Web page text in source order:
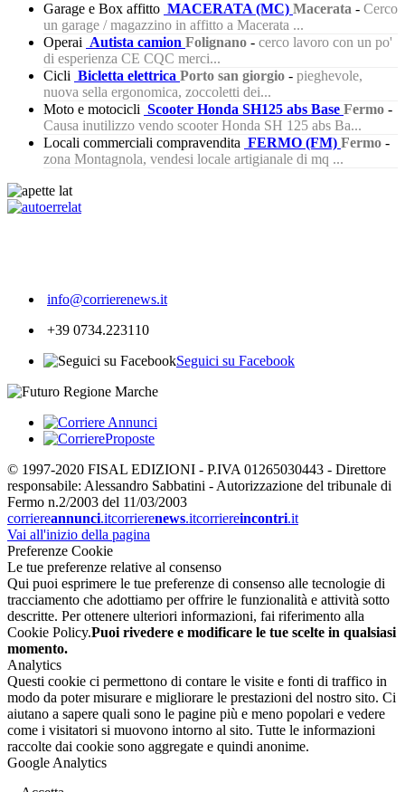
Garage e Box affitto MACERATA (MC) Macerata - Cerco
un garage / magazzino in affitto a Macerata ...
Operai Autista camion Folignano - cerco lavoro con un po'
di esperienza CE CQC merci...
Cicli Bicletta elettrica Porto san giorgio - pieghevole,
nuova sella ergonomica, zoccoletti dei...
Moto e motocicli Scooter Honda SH125 abs Base Fermo -
Causa inutilizzo vendo scooter Honda SH 125 abs Ba...
Locali commerciali compravendita FERMO (FM) Fermo -
zona Montagnola, vendesi locale artigianale di mq ...
info@corrierenews.it
+39 0734.223110
Seguici su Facebook
© 1997-2020 FISAL EDIZIONI - P.IVA 01265030443 - Direttore
responsabile: Alessandro Sabbatini - Autorizzazione del tribunale di
Fermo n.2/2003 del 11/03/2003
corriereannunci.itcorrierenews.itcorriereincontri.it
Vai all'inizio della pagina
Preferenze Cookie
Le tue preferenze relative al consenso
Qui puoi esprimere le tue preferenze di consenso alle tecnologie di
tracciamento che adottiamo per offrire le funzionalità e attività sotto
descritte. Per ottenere ulteriori informazioni, fai riferimento alla
Cookie Policy.Puoi rivedere e modificare le tue scelte in qualsiasi
momento.
Analytics
Questi cookie ci permettono di contare le visite e fonti di traffico in
modo da poter misurare e migliorare le prestazioni del nostro sito. Ci
aiutano a sapere quali sono le pagine più e meno popolari e vedere
come i visitatori si muovono intorno al sito. Tutte le informazioni
raccolte dai cookie sono aggregate e quindi anonime.
Google Analytics